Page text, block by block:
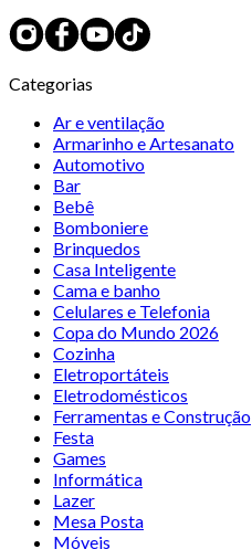
Categorias
Ar e ventilação
Armarinho e Artesanato
Automotivo
Bar
Bebê
Bomboniere
Brinquedos
Casa Inteligente
Cama e banho
Celulares e Telefonia
Copa do Mundo 2026
Cozinha
Eletroportáteis
Eletrodomésticos
Ferramentas e Construção
Festa
Games
Informática
Lazer
Mesa Posta
Móveis